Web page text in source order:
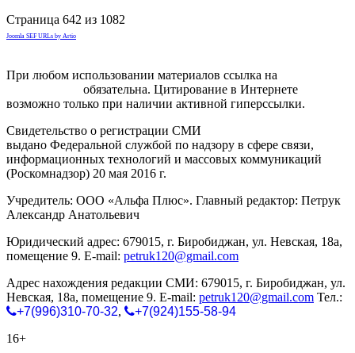
Страница 642 из 1082
Joomla SEF URLs by Artio
При любом использовании материалов ссылка на
обязательна. Цитирование в Интернете
возможно только при наличии активной гиперссылки.
Свидетельство о регистрации СМИ
выдано Федеральной службой по надзору в сфере связи,
информационных технологий и массовых коммуникаций
(Роскомнадзор) 20 мая 2016 г.
Учредитель: ООО «Альфа Плюс». Главный редактор: Петрук
Александр Анатольевич
Юридический адрес: 679015, г. Биробиджан, ул. Невская, 18а,
помещение 9. E-mail: petruk120@gmail.com
Адрес нахождения редакции СМИ: 679015, г. Биробиджан, ул.
Невская, 18а, помещение 9. E-mail: petruk120@gmail.com Тел.:
+7(996)310-70-32,
+7(924)155-58-94
16+